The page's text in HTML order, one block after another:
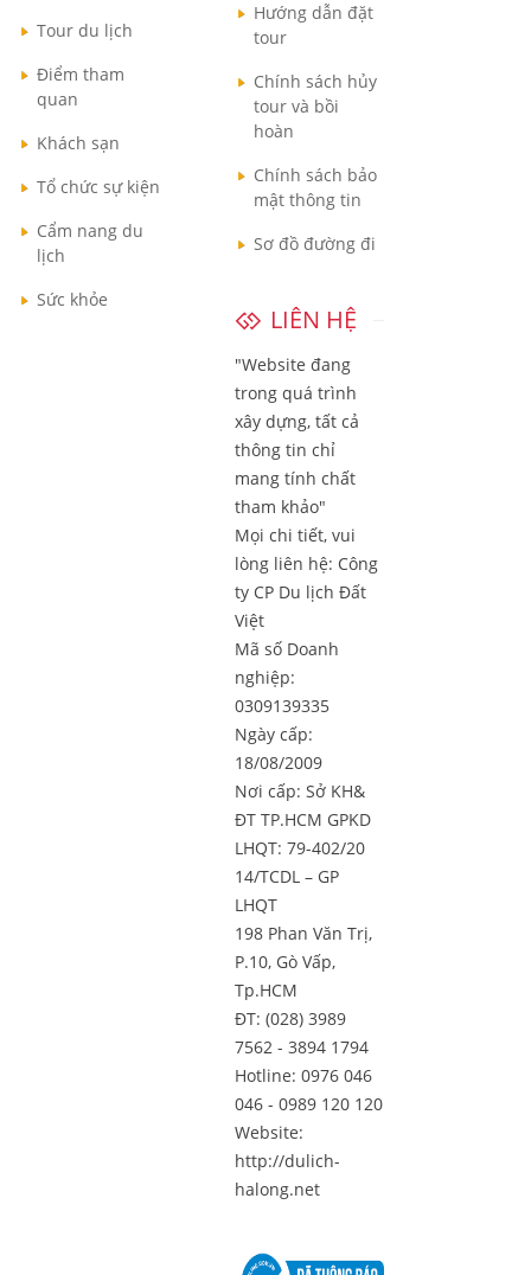
Tour du lịch
Điểm tham
quan
Khách sạn
Tổ chức sự kiện
Cẩm nang du
lịch
Sức khỏe
Hướng dẫn đặt
tour
Chính sách hủy
tour và bồi
hoàn
Chính sách bảo
mật thông tin
Sơ đồ đường đi
LIÊN HỆ
"Website đang
trong quá trình
xây dựng, tất cả
thông tin chỉ
mang tính chất
tham khảo"
Mọi chi tiết, vui
lòng liên hệ: Công
ty CP Du lịch Đất
Việt
Mã số Doanh
nghiệp:
0309139335
Ngày cấp:
18/08/2009
Nơi cấp: Sở KH&
ĐT TP.HCM GPKD
LHQT: 79-402/20
14/TCDL – GP
LHQT
198 Phan Văn Trị,
P.10, Gò Vấp,
Tp.HCM
ĐT: (028) 3989
7562 - 3894 1794
Hotline: 0976 046
046 - 0989 120 120
Website:
http://dulich-
halong.net